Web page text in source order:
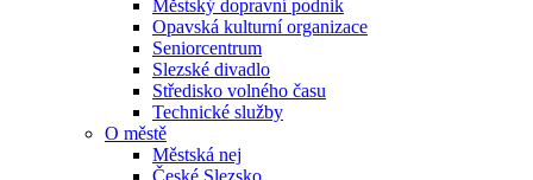
Městský dopravní podnik
Opavská kulturní organizace
Seniorcentrum
Slezské divadlo
Středisko volného času
Technické služby
O městě
Městská nej